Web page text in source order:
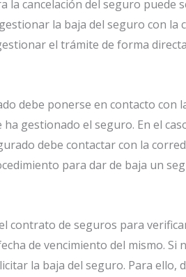
cancelación del seguro puede
la baja del seguro con la
el trámite de forma
debe ponerse en contacto con
gestionado el seguro. En el
debe contactar con la
para dar de baja un
contrato de seguros para
de vencimiento del mismo. Si
la baja del seguro. Para ello,